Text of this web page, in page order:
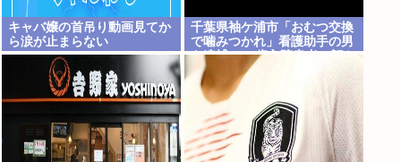
キャバ嬢の首吊り動画見てか
ら涙が止まらない
千葉県袖ケ浦市「おむつ交換
で噛みつかれ」看護助手の男
を逮捕 90歳入院患者の顔や
腹を殴るなどケガさせた疑
い [8/6]